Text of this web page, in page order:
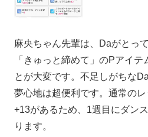
麻央ちゃん先輩は、Daがとっ
「きゅっと締めて」のPアイ
とが大変です。不足しがちな
夢心地は超便利です。通常の
+13があるため、1週目にダン
ります。